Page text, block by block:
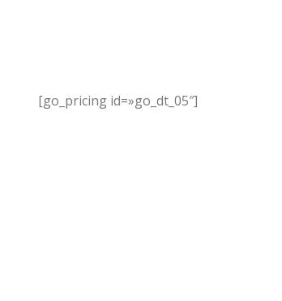
[go_pricing id=»go_dt_05″]